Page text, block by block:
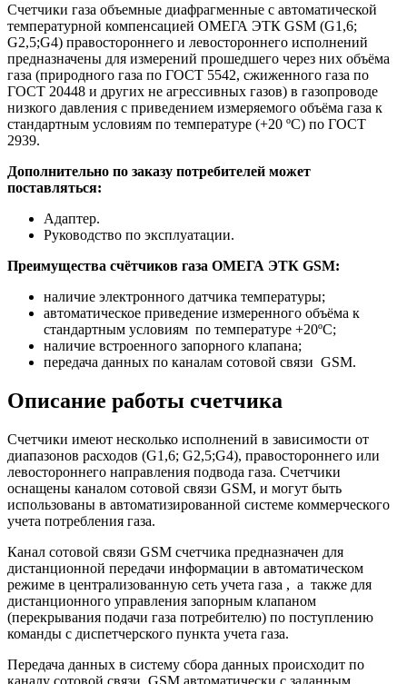
Счетчики газа объемные диафрагменные с автоматической
температурной компенсацией ОМЕГА ЭТК GSM (G1,6;
G2,5;G4) правостороннего и левостороннего исполнений
предназначены для измерений прошедшего через них объёма
газа (природного газа по ГОСТ 5542, сжиженного газа по
ГОСТ 20448 и других не агрессивных газов) в газопроводе
низкого давления с приведением измеряемого объёма газа к
стандартным условиям по температуре (+20 ºС) по ГОСТ
2939.
Дополнительно по заказу потребителей может
поставляться:
Адаптер.
Руководство по эксплуатации.
Преимущества счётчиков газа ОМЕГА ЭТК GSM:
наличие электронного датчика температуры;
автоматическое приведение измеренного объёма к
стандартным условиям по температуре +20ºС;
наличие встроенного запорного клапана;
передача данных по каналам сотовой связи GSM.
Описание работы счетчика
Счетчики имеют несколько исполнений в зависимости от
диапазонов расходов (G1,6; G2,5;G4), правостороннего или
левостороннего направления подвода газа. Счетчики
оснащены каналом сотовой связи GSM, и могут быть
использованы в автоматизированной системе коммерческого
учета потребления газа.
Канал сотовой связи GSM счетчика предназначен для
дистанционной передачи информации в автоматическом
режиме в централизованную сеть учета газа , а также для
дистанционного управления запорным клапаном
(перекрывания подачи газа потребителю) по поступлению
команды с диспетчерского пункта учета газа.
Передача данных в систему сбора данных происходит по
каналу сотовой связи GSM автоматически с заданным